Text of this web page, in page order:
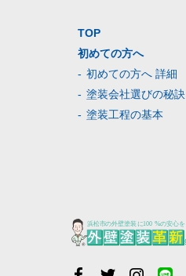
TOP
初めての方へ
初めての方へ 詳細
塗装会社選びの秘訣
塗装工程の基本